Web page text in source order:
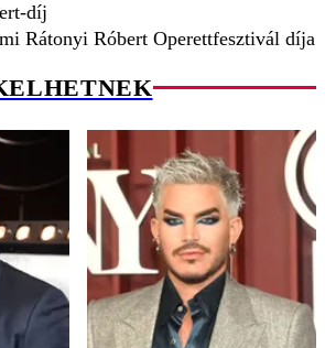
díj
Rátonyi Róbert Operettfesztivál díja